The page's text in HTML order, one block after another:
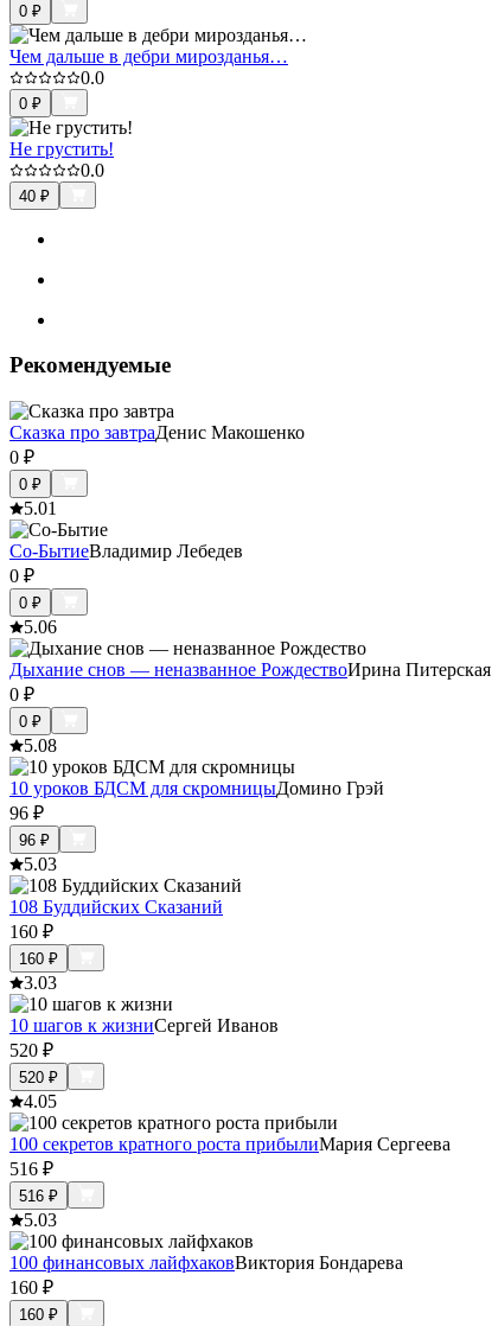
0 ₽
Чем дальше в дебри мирозданья…
0.0
0 ₽
Не грустить!
0.0
40 ₽
Рекомендуемые
Сказка про завтраДенис Макошенко
0 ₽
0 ₽
5.01
Со-БытиеВладимир Лебедев
0 ₽
0 ₽
5.06
Дыхание снов — неназванное РождествоИрина Питерская
0 ₽
0 ₽
5.08
10 уроков БДСМ для скромницыДомино Грэй
96 ₽
96 ₽
5.03
108 Буддийских Сказаний
160 ₽
160 ₽
3.03
10 шагов к жизниСергей Иванов
520 ₽
520 ₽
4.05
100 секретов кратного роста прибылиМария Сергеева
516 ₽
516 ₽
5.03
100 финансовых лайфхаковВиктория Бондарева
160 ₽
160 ₽